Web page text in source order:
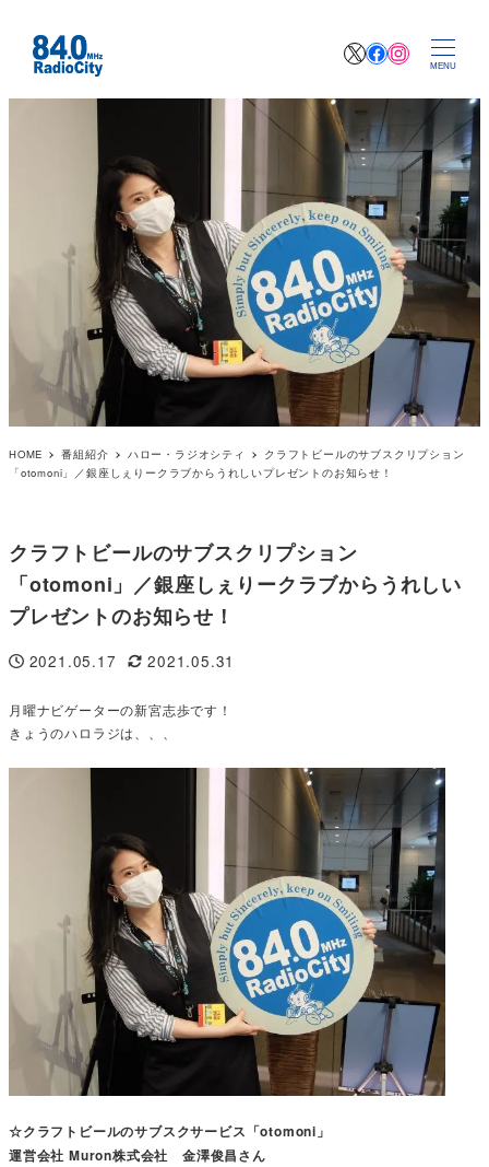
XFacebook
MENU
HOME 番組紹介 ハロー・ラジオシティ
クラフトビールのサブスクリプション
「otomoni」／銀座しぇりークラブからうれしいプレゼントのお知らせ！
クラフトビールのサブスクリプション
「otomoni」／銀座しぇりークラブからうれしい
プレゼントのお知らせ！
投稿日
2021.05.17
更新日
2021.05.31
月曜ナビゲーターの新宮志歩です！
きょうのハロラジは、、、
☆クラフトビールのサブスクサービス「otomoni」
運営会社 Muron株式会社 金澤俊昌さん